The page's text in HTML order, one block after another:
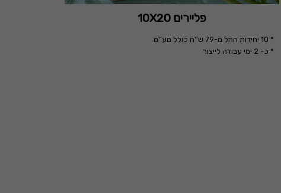
פליירים 10X20
* 10 יחידות החל מ-79 ש''ח כולל מע''מ
* כ- 2 ימי עבודה לייצור